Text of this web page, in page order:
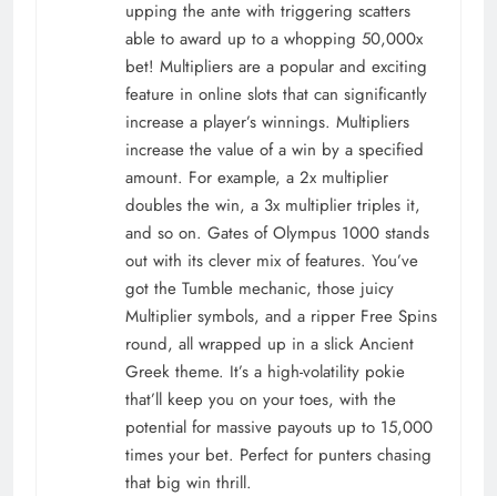
upping the ante with triggering scatters
able to award up to a whopping 50,000x
bet! Multipliers are a popular and exciting
feature in online slots that can significantly
increase a player’s winnings. Multipliers
increase the value of a win by a specified
amount. For example, a 2x multiplier
doubles the win, a 3x multiplier triples it,
and so on. Gates of Olympus 1000 stands
out with its clever mix of features. You’ve
got the Tumble mechanic, those juicy
Multiplier symbols, and a ripper Free Spins
round, all wrapped up in a slick Ancient
Greek theme. It’s a high-volatility pokie
that’ll keep you on your toes, with the
potential for massive payouts up to 15,000
times your bet. Perfect for punters chasing
that big win thrill.